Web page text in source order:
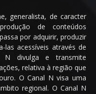
generalista, de caracter
de conteúdos
por adquirir, produzir
acessíveis através de
N divulga e transmite
relativa à região que
O Canal N visa uma
regional. O Canal N